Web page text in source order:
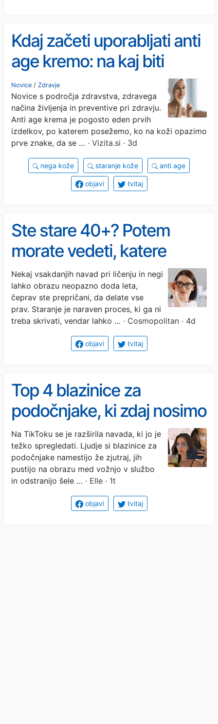
Kdaj začeti uporabljati anti
age kremo: na kaj biti
pozorni pri prvih znakih
staranja kože
Novice / Zdravje
Novice s področja zdravstva, zdravega
načina življenja in preventive pri zdravju.
Anti age krema je pogosto eden prvih
izdelkov, po katerem posežemo, ko na koži opazimo
prve znake, da se … · Vizita.si · 3d
nega kože staranje kože anti age
objavi tvitaj
Ste stare 40+? Potem
morate vedeti, katere
lepotne napake vas lahko
(še dodatno) postarajo čez
noč: vsekakor se jim
Nekaj vsakdanjih navad pri ličenju in negi
lahko obrazu neopazno doda leta,
čeprav ste prepričani, da delate vse
prav. Staranje je naraven proces, ki ga ni
treba skrivati, vendar lahko … · Cosmopolitan · 4d
objavi tvitaj
Top 4 blazinice za
podočnjake, ki zdaj nosimo
tudi na poti v službo
Na TikToku se je razširila navada, ki jo je
težko spregledati. Ljudje si blazinice za
podočnjake namestijo že zjutraj, jih
pustijo na obrazu med vožnjo v službo
in odstranijo šele … · Elle · 1t
objavi tvitaj